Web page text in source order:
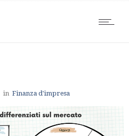
in Finanza d'impresa